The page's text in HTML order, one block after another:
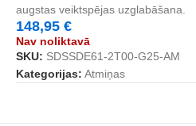
augstas veiktspējas uzglabāšana.
148,95 €
Nav noliktavā
SKU: ‎SDSSDE61-2T00-G25-AM
Kategorijas: Atmiņas